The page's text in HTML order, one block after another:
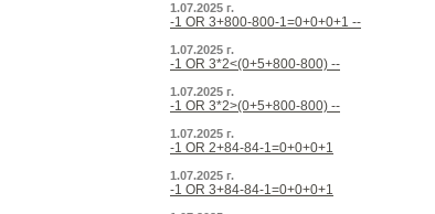
1.07.2025 г.
-1 OR 3+800-800-1=0+0+0+1 --
1.07.2025 г.
-1 OR 3*2<(0+5+800-800) --
1.07.2025 г.
-1 OR 3*2>(0+5+800-800) --
1.07.2025 г.
-1 OR 2+84-84-1=0+0+0+1
1.07.2025 г.
-1 OR 3+84-84-1=0+0+0+1